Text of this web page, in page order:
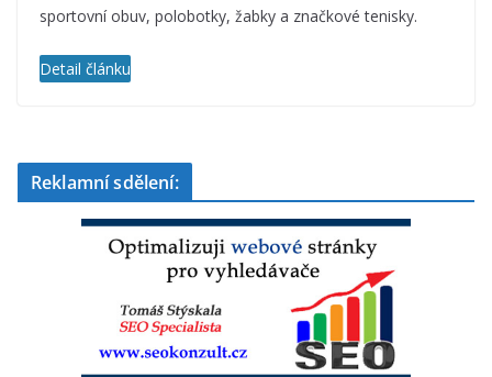
sportovní obuv, polobotky, žabky a značkové tenisky.
Reklamní sdělení: